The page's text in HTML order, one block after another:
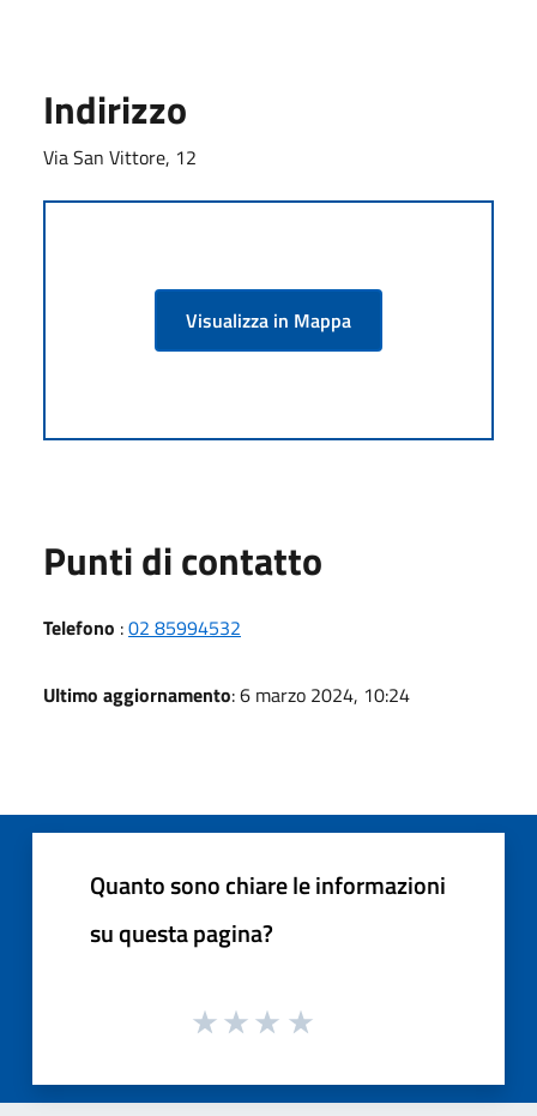
Indirizzo
Via San Vittore, 12
Visualizza in Mappa
Punti di contatto
Telefono :02 85994532
Ultimo aggiornamento: 6 marzo 2024, 10:24
Quanto sono chiare le informazioni
su questa pagina?